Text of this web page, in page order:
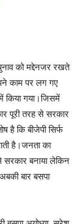
को मद्देनजर रखते
काम पर लग गए
किया गया।जिसमें
पूरी तरह से सरकार
कि बीजेपी सिर्फ
है।जनता का
सरकार बनाया लेकिन
बार बसपा